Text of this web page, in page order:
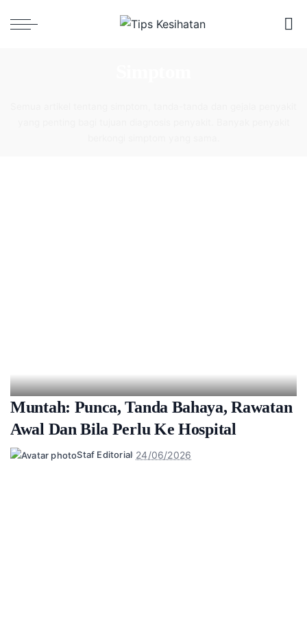
Muntah: Punca, Tanda Bahaya, Rawatan
Awal Dan Bila Perlu Ke Hospital
Posted
Staf Editorial 24/06/2026